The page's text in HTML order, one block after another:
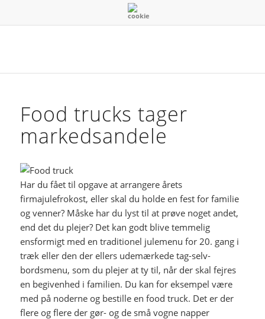
Food trucks tager
markedsandele
Har du fået til opgave at arrangere årets
firmajulefrokost, eller skal du holde en fest for familie
og venner? Måske har du lyst til at prøve noget andet,
end det du plejer? Det kan godt blive temmelig
ensformigt med en traditionel julemenu for 20. gang i
træk eller den der ellers udemærkede tag-selv-
bordsmenu, som du plejer at ty til, når der skal fejres
en begivenhed i familien. Du kan for eksempel være
med på noderne og bestille en food truck. Det er der
flere og flere der gør- og de små vogne napper